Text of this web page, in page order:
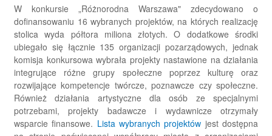
W konkursie „Różnorodna Warszawa" zdecydowano o
dofinansowaniu 16 wybranych projektów, na których realizację
stolica wyda półtora miliona złotych. O dodatkowe środki
ubiegało się łącznie 135 organizacji pozarządowych, jednak
komisja konkursowa wybrała projekty nastawione na działania
integrujące różne grupy społeczne poprzez kulturę oraz
rozwijające kompetencje twórcze, poznawcze czy społeczne.
Również działania artystyczne dla osób ze specjalnymi
potrzebami, projekty badawcze i wydawnicze otrzymały
wsparcie finansowe. Lista wybranych projektów jest dostępna